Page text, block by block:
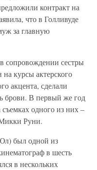
контракт на
что в Голливуде
за главную
сопровождении сестры
курсы актерского
акцента, сделали
брови. В первый же год
одного из них –
Руни.
был одной из
в шесть
в нескольких